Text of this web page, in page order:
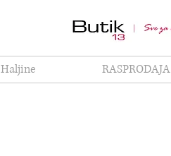
Haljine RASPRODAJA